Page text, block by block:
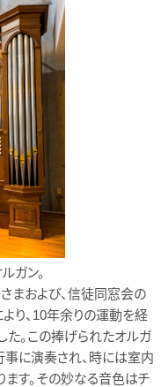
ガン。
まおよび、信徒同窓会の
り、10年余りの運動を経
た。この捧げられたオルガ
事に演奏され、時には室内
す。その妙なる音色はチ